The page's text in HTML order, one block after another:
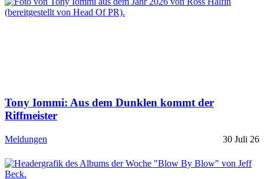
Tony Iommi: Aus dem Dunklen kommt der
Riffmeister
Meldungen 30 Juli 26